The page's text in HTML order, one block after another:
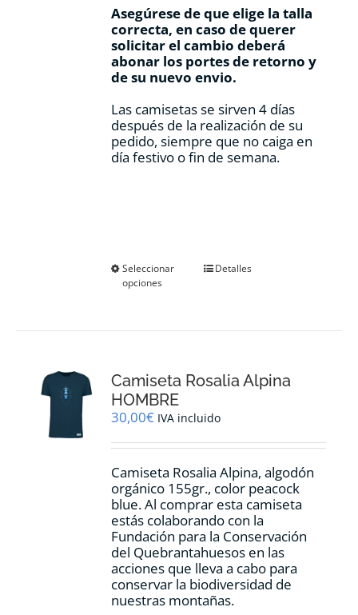
Asegúrese de que elige la talla
correcta, en caso de querer
solicitar el cambio deberá
abonar los portes de retorno y
de su nuevo envio.
Las camisetas se sirven 4 días
después de la realización de su
pedido, siempre que no caiga en
día festivo o fin de semana.
Seleccionar
opciones
Este
se
elegir
la
de
producto
Detalles
Camiseta Rosalia Alpina
HOMBRE
30,00€ IVA incluido
Camiseta Rosalia Alpina, algodón
orgánico 155gr., color peacock
blue. Al comprar esta camiseta
estás colaborando con la
Fundación para la Conservación
del Quebrantahuesos en las
acciones que lleva a cabo para
conservar la biodiversidad de
nuestras montañas.